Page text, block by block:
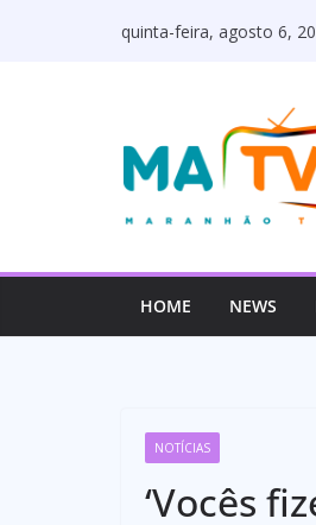
quinta-feira, agosto 6,
HOME NEWS
NOTÍCIAS
‘Vocês